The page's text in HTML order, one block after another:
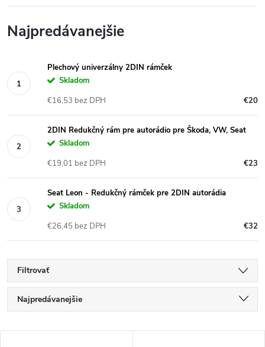
Najpredávanejšie
Plechový univerzálny 2DIN rámček
Skladom
€20
€16,53 bez DPH
2DIN Redukčný rám pre autorádio pre Škoda, VW, Seat
Skladom
€23
€19,01 bez DPH
Seat Leon - Redukčný rámček pre 2DIN autorádia
Skladom
€32
€26,45 bez DPH
Filtrovať
R
a
Najpredávanejšie